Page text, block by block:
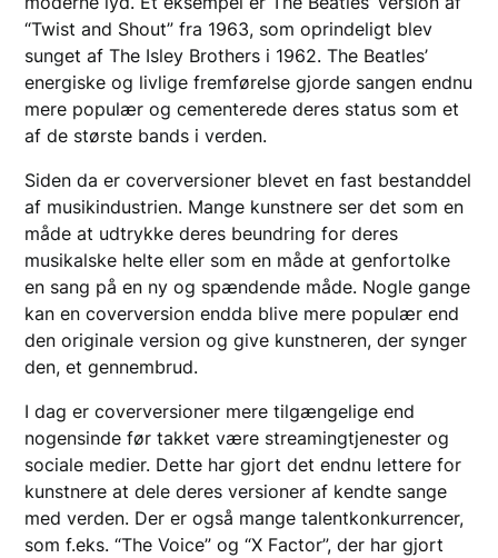
“Twist and Shout” fra 1963, som oprindeligt blev
sunget af The Isley Brothers i 1962. The Beatles’
energiske og livlige fremførelse gjorde sangen endnu
mere populær og cementerede deres status som et
af de største bands i verden.
Siden da er coverversioner blevet en fast bestanddel
af musikindustrien. Mange kunstnere ser det som en
måde at udtrykke deres beundring for deres
musikalske helte eller som en måde at genfortolke
en sang på en ny og spændende måde. Nogle gange
kan en coverversion endda blive mere populær end
den originale version og give kunstneren, der synger
den, et gennembrud.
I dag er coverversioner mere tilgængelige end
nogensinde før takket være streamingtjenester og
sociale medier. Dette har gjort det endnu lettere for
kunstnere at dele deres versioner af kendte sange
med verden. Der er også mange talentkonkurrencer,
som f.eks. “The Voice” og “X Factor”, der har gjort